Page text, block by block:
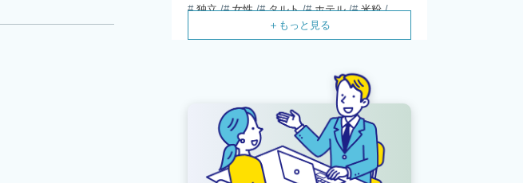
独立
女性 タルト ホテル
米粉
パウンドケーキ
ガレット・デ・ロワ
SDGs
SNS 母の日
モンブラン
パッケージ
商品開発
ブーランジェ
体験記
コンテスト 販売促進
スタッフ育成
就職活動
スイーツ
IT 業界事情
講習会
潜入レポート
クリスマス
新人パティシエ
インタビュー